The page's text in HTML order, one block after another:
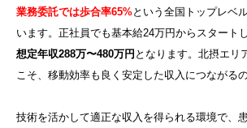
業務委託では歩合率65%という全国トップレベ
います。正社員でも基本給24万円からスタート
想定年収288万〜480万円 となります。北摂エリ
こそ、移動効率も良く安定した収入につながるの
技術を活かして適正な収入を得られる環境で、